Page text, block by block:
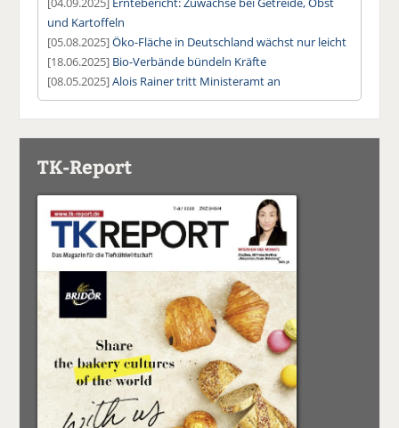
und Kartoffeln
[05.08.2025]Öko-Fläche in Deutschland wächst nur leicht
[18.06.2025] Bio-Verbände bündeln Kräfte
[08.05.2025]Alois Rainer tritt Ministeramt an
TK-Report